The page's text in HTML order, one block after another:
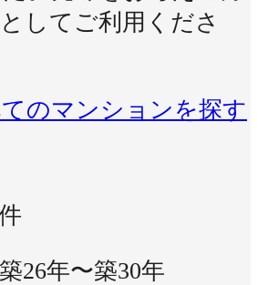
してご利用くださ
のマンションを探す
築26年〜築30年